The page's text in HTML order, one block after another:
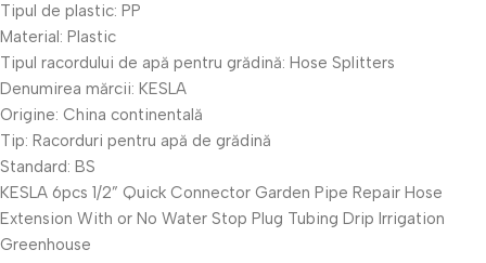
Tipul de plastic: PP
Material: Plastic
Tipul racordului de apă pentru grădină: Hose Splitters
Denumirea mărcii: KESLA
Origine: China continentală
Tip: Racorduri pentru apă de grădină
Standard: BS
KESLA 6pcs 1/2” Quick Connector Garden Pipe Repair Hose
Extension With or No Water Stop Plug Tubing Drip Irrigation
Greenhouse